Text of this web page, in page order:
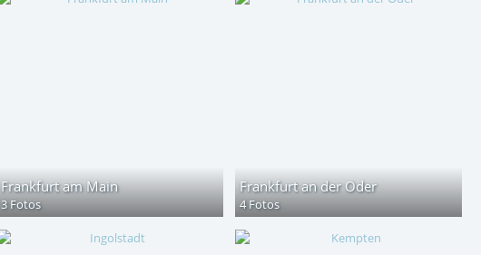
Frankfurt am Main
3 Fotos
Frankfurt an der Oder
4 Fotos